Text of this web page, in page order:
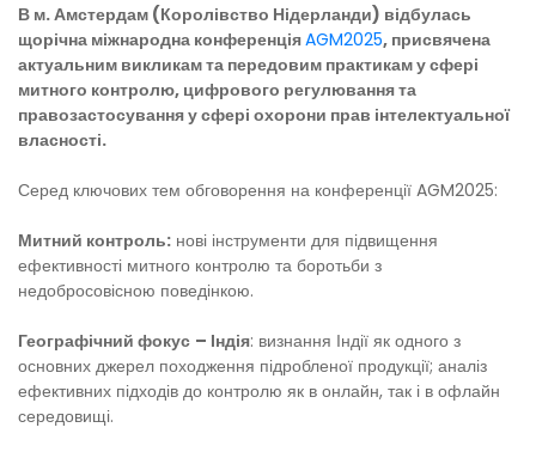
В м. Амстердам (Королівство Нідерланди) відбулась
щорічна міжнародна конференціяAGM2025, присвячена
актуальним викликам та передовим практикам у сфері
митного контролю, цифрового регулювання та
правозастосування у сфері охорони прав інтелектуальної
власності.
Серед ключових тем обговорення на конференції AGM2025:
Митний контроль: нові інструменти для підвищення
ефективності митного контролю та боротьби з
недобросовісною поведінкою.
Географічний фокус – Індія: визнання Індії як одного з
основних джерел походження підробленої продукції; аналіз
ефективних підходів до контролю як в онлайн, так і в офлайн
середовищі.